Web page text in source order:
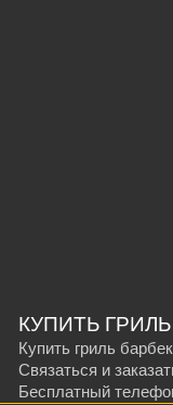
КУПИТЬ
Купить гриль
Связаться и
Бесплатный